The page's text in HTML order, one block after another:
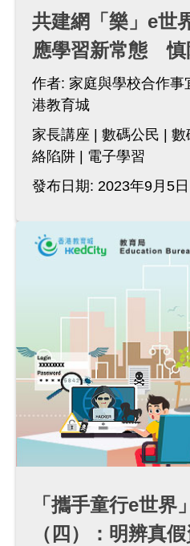
共建網「樂」e世
應學習新常態 慎
作者: 家庭與學校合作事
港教育城
家長講座
數碼公民 數
絡陷阱
電子學習
發布日期: 2023年9月5日
「攜手童行e世界
（四）：明辨真